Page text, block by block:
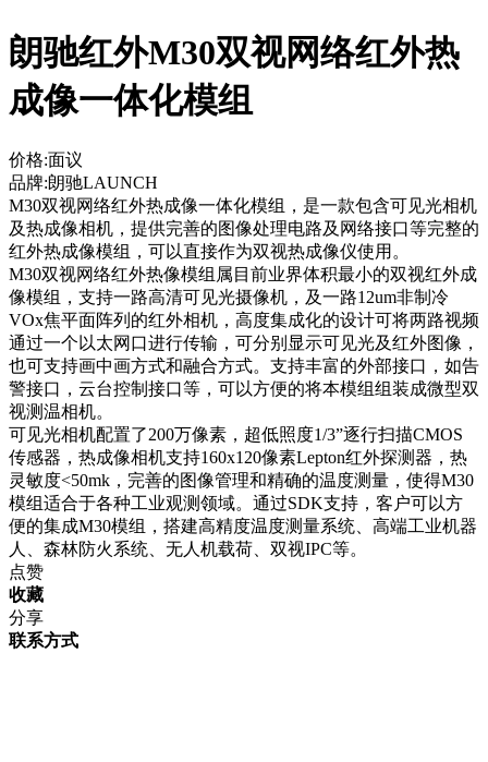
朗驰红外M30双视网络红外热
成像一体化模组
价格:面议
品牌:朗驰LAUNCH
M30双视网络红外热成像一体化模组，是一款包含可见光相机
及热成像相机，提供完善的图像处理电路及网络接口等完整的
红外热成像模组，可以直接作为双视热成像仪使用。
M30双视网络红外热像模组属目前业界体积最小的双视红外成
像模组，支持一路高清可见光摄像机，及一路12um非制冷
VOx焦平面阵列的红外相机，高度集成化的设计可将两路视频
通过一个以太网口进行传输，可分别显示可见光及红外图像，
也可支持画中画方式和融合方式。支持丰富的外部接口，如告
警接口，云台控制接口等，可以方便的将本模组组装成微型双
视测温相机。
可见光相机配置了200万像素，超低照度1/3”逐行扫描CMOS
传感器，热成像相机支持160x120像素Lepton红外探测器，热
灵敏度<50mk，完善的图像管理和精确的温度测量，使得M30
模组适合于各种工业观测领域。通过SDK支持，客户可以方
便的集成M30模组，搭建高精度温度测量系统、高端工业机器
人、森林防火系统、无人机载荷、双视IPC等。
点赞
收藏
分享
联系方式